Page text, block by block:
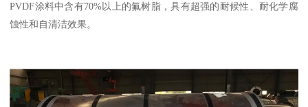
PVDF涂料中含有70%以上的氟树脂，具有超强的耐候性、耐化学腐
蚀性和自清洁效果。